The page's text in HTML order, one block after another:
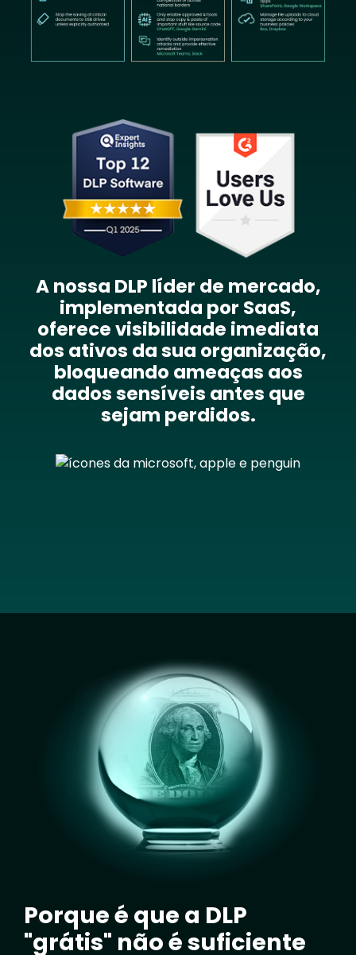
A nossa DLP líder de mercado,
implementada por SaaS,
oferece visibilidade imediata
dos ativos da sua organização,
bloqueando ameaças aos
dados sensíveis antes que
sejam perdidos.
Porque é que a DLP
"grátis" não é suficiente